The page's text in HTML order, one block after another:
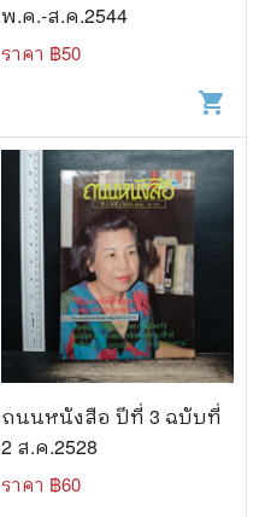
พ.ค.-ส.ค.2544
ราคา ฿50
shopping_cart
ถนนหนังสือ ปีที่ 3 ฉบับที่
2 ส.ค.2528
ราคา ฿60